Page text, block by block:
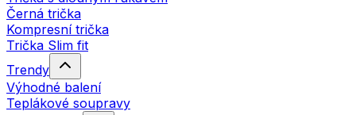
Černá trička
Kompresní trička
Trička Slim fit
Trendy
Výhodné balení
Teplákové soupravy